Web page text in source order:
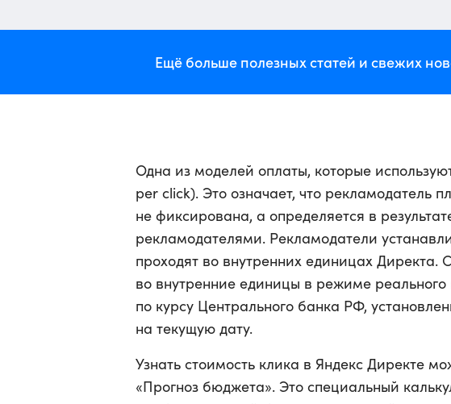
Ещё больше полезных статей и свежих
Одна из моделей оплаты, которые
per click). Это означает, что рекламодатель
не фиксирована, а определяется в
рекламодателями. Рекламодатели
проходят во внутренних единицах Директа.
во внутренние единицы в режиме
по курсу Центрального банка РФ,
на текущую дату.
Узнать стоимость клика в Яндекс Директе
«Прогноз бюджета». Это специальный